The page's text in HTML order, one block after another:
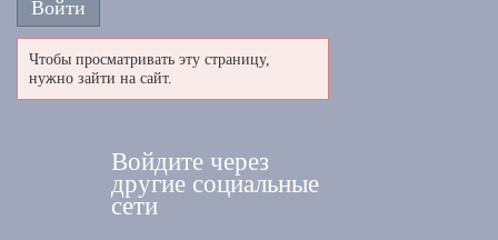
Чтобы просматривать эту страницу,
нужно зайти на сайт.
Войдите через
другие социальные
сети